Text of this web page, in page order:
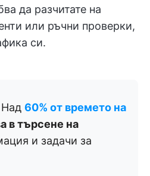
да разчитате на
или ръчни проверки,
си.
Над 60% от времето на
в търсене на
и задачи за